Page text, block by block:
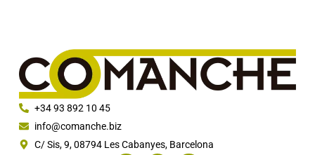
+34 93 892 10 45
info@comanche.biz
C/ Sis, 9, 08794 Les Cabanyes, Barcelona